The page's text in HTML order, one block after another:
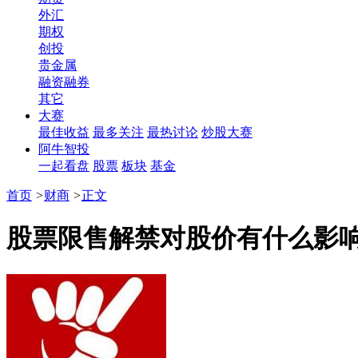
外汇
期权
创投
贵金属
融资融券
其它
大赛
最佳收益 最多关注 最热讨论 炒股大赛
阿牛智投
一起看盘 股票 板块 基金
首页 >财商 >正文
股票限售解禁对股价有什么影